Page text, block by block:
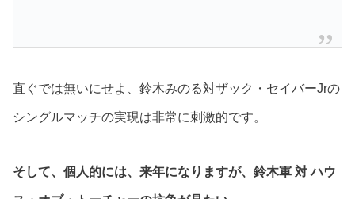
直ぐでは無いにせよ、鈴木みのる対ザック・セイバーJrの
シングルマッチの実現は非常に刺激的です。
そして、個人的には、来年になりますが、鈴木軍 対 ハウ